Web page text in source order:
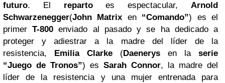
futuro. El repartoes espectacular,Arnold
Schwarzenegger(John Matrix en “Comando”) es el
primerT-800 enviado al pasado y se ha dedicado a
proteger y adiestrar a la madre del líder de la
resistencia, Emilia Clarke (Daenerys en laserie
“Juego de Tronos”) es Sarah Connor, la madre del
líder de la resistencia y una mujer entrenada para